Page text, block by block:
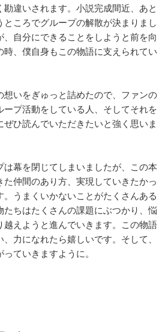
勘違いされます。小説完成間近、あと
ころでグループの解散が決まりまし
自分にできることをしようと前を向
時、僕自身もこの物語に支えられてい
想いをぎゅっと詰めたので、ファンの
プ活動をしている人、そしてそれを
ひ読んでいただきたいと強く思いま
は幕を閉じてしまいましたが、この本
仲間のあり方、実現していきたかっ
うまくいかないことがたくさんある
たちはたくさんの課題にぶつかり、悩
えようと進んでいきます。この物語
力になれたら嬉しいです。そして、
ていきますように。